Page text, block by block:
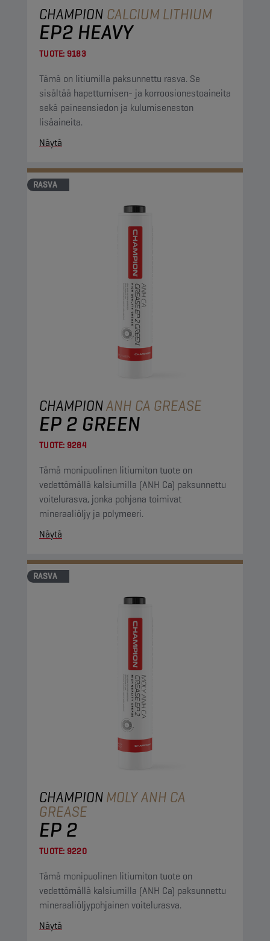
CHAMPION CALCIUM LITHIUM
EP2 HEAVY
TUOTE: 9183
Tämä on litiumilla paksunnettu rasva. Se
sisältää hapettumisen- ja korroosionestoaineita
sekä paineensiedon ja kulumiseneston
lisäaineita.
Näytä
RASVA
CHAMPIONANH CA GREASE
EP 2 GREEN
TUOTE: 9284
Tämä monipuolinen litiumiton tuote on
vedettömällä kalsiumilla (ANH Ca) paksunnettu
voitelurasva, jonka pohjana toimivat
mineraaliöljy ja polymeeri.
Näytä
RASVA
CHAMPIONMOLY ANH CA
GREASE
EP 2
TUOTE: 9220
Tämä monipuolinen litiumiton tuote on
vedettömällä kalsiumilla (ANH Ca) paksunnettu
mineraaliöljypohjainen voitelurasva.
Näytä